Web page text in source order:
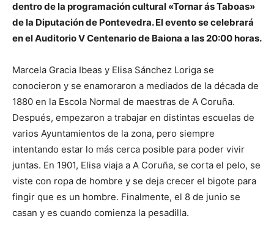
dentro de la programación cultural «Tornar ás Taboas»
de la Diputación de Pontevedra. El evento se celebrará
en el Auditorio V Centenario de Baiona a las 20:00 horas.
Marcela Gracia Ibeas y Elisa Sánchez Loriga se
conocieron y se enamoraron a mediados de la década de
1880 en la Escola Normal de maestras de A Coruña.
Después, empezaron a trabajar en distintas escuelas de
varios Ayuntamientos de la zona, pero siempre
intentando estar lo más cerca posible para poder vivir
juntas. En 1901, Elisa viaja a A Coruña, se corta el pelo, se
viste con ropa de hombre y se deja crecer el bigote para
fingir que es un hombre. Finalmente, el 8 de junio se
casan y es cuando comienza la pesadilla.